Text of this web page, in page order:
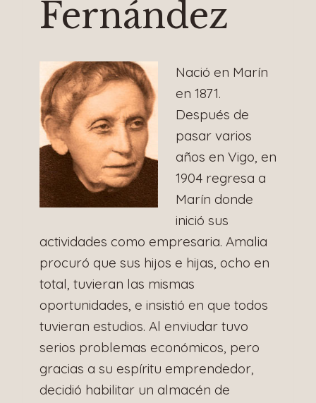
Fernández
Nació en Marín
en 1871.
Después de
pasar varios
años en Vigo, en
1904 regresa a
Marín donde
inició sus
actividades como empresaria. Amalia
procuró que sus hijos e hijas, ocho en
total, tuvieran las mismas
oportunidades, e insistió en que todos
tuvieran estudios. Al enviudar tuvo
serios problemas económicos, pero
gracias a su espíritu emprendedor,
decidió habilitar un almacén de